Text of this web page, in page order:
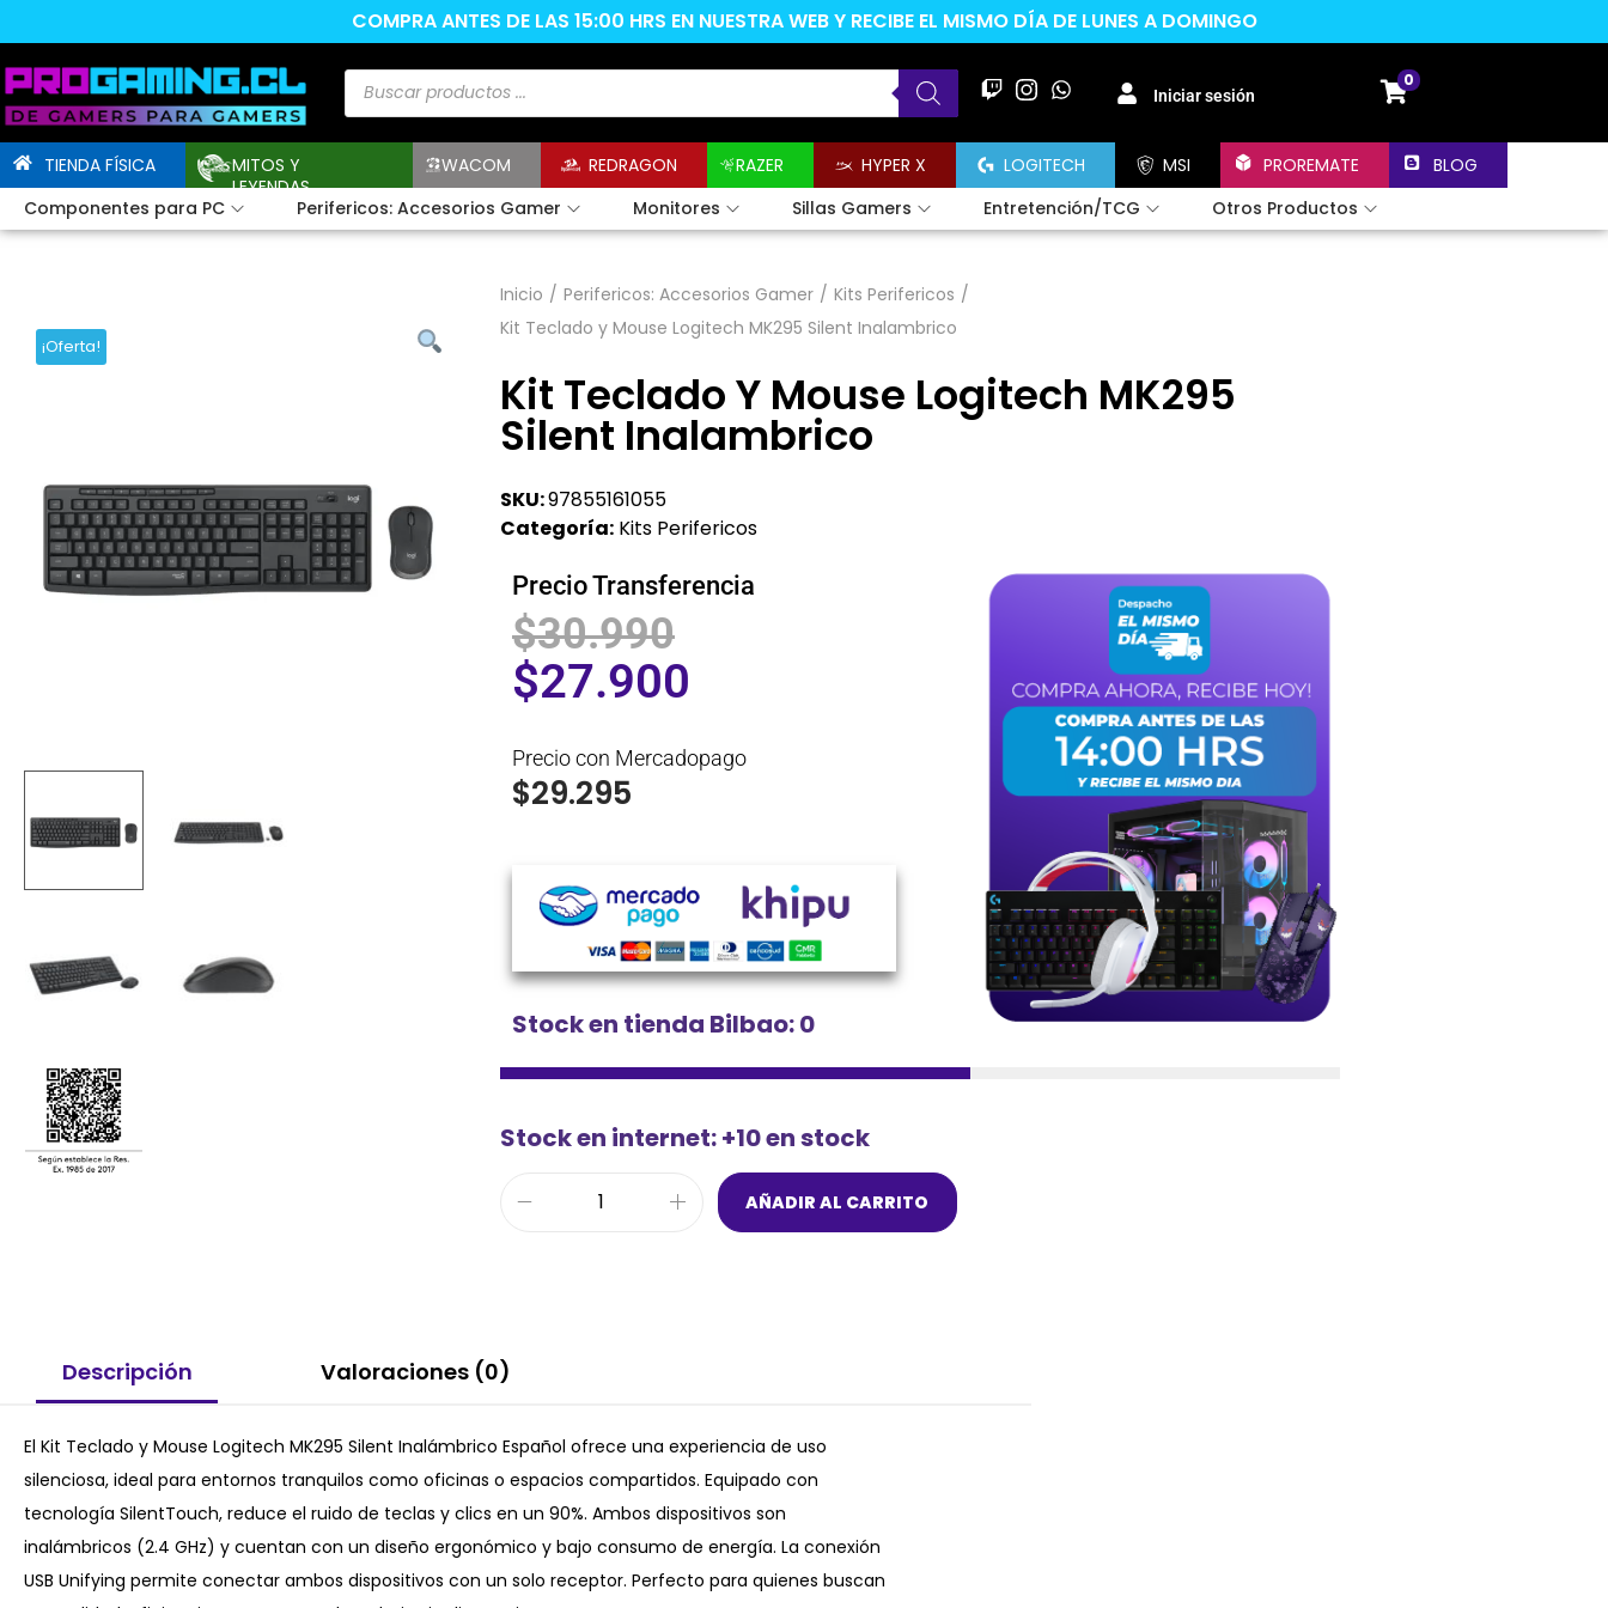
COMPRA ANTES DE LAS 15:00 HRS EN NUESTRA WEB Y RECIBE EL MISMO DÍA DE LUNES A DOMINGO
Iniciar sesión
0
TIENDA FÍSICA
MITOS Y
LEYENDAS
WACOM REDRAGON RAZER HYPER X LOGITECH MSI PROREMATE
BLOG
Componentes para PC
Perifericos: Accesorios Gamer Monitores Sillas Gamers Entretención/TCG Otros Productos
¡Oferta!
Inicio / Perifericos: Accesorios Gamer / Kits Perifericos /
Kit Teclado y Mouse Logitech MK295 Silent Inalambrico
Kit Teclado Y Mouse Logitech MK295
Silent Inalambrico
SKU:97855161055
Categoría: Kits Perifericos
Precio Transferencia
$30.990
$27.900
Precio con Mercadopago
$29.295
Stock en tienda Bilbao: 0
Stock en internet: +10 en stock
AÑADIR AL CARRITO
Descripción Valoraciones (0)
El Kit Teclado y Mouse Logitech MK295 Silent Inalámbrico Español ofrece una experiencia de uso
silenciosa, ideal para entornos tranquilos como oficinas o espacios compartidos. Equipado con
tecnología SilentTouch, reduce el ruido de teclas y clics en un 90%. Ambos dispositivos son
inalámbricos (2.4 GHz) y cuentan con un diseño ergonómico y bajo consumo de energía. La conexión
USB Unifying permite conectar ambos dispositivos con un solo receptor. Perfecto para quienes buscan